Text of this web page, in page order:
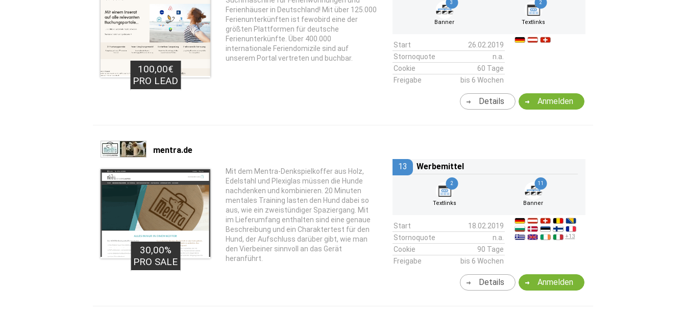
100,00€
PRO LEAD
Ferienhäuser in Deutschland! Mit über 125.000
Ferienunterkünften ist fewobird eine der
größten Plattformen für deutsche
Ferienunterkünfte. Über 400.000
internationale Feriendomizile sind auf
unserem Portal vertreten und buchbar.
3
Banner
2
Textlinks
Start
26.02.2019
Stornoquote
n.a.
Cookie
60 Tage
Freigabe
bis 6 Wochen
Anmelden
Details
mentra.de
30,00%
PRO SALE
Mit dem Mentra-Denkspielkoffer aus Holz,
Edelstahl und Plexiglas müssen die Hunde
nachdenken und kombinieren. 20 Minuten
mentales Training lasten den Hund dabei so
aus, wie ein zweistündiger Spaziergang. Mit
im Lieferumfang enthalten sind eine genaue
Beschreibung und ein Charaktertest für den
Hund, der Aufschluss darüber gibt, wie man
den Vierbeiner sinnvoll an das Gerät
heranführt.
13 Werbemittel
2
Textlinks
11
Banner
Start
18.02.2019
Stornoquote
n.a.
Cookie
90 Tage
Freigabe
bis 6 Wochen
+13
Anmelden
Details